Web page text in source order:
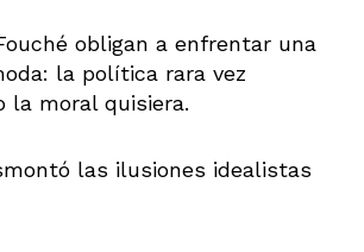
obligan a enfrentar una
la política rara vez
la moral quisiera.
las ilusiones idealistas